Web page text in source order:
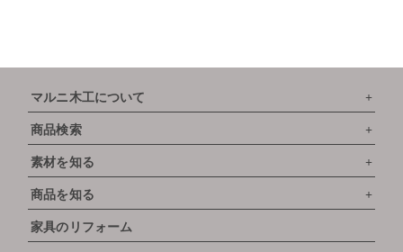
マルニ木工について
商品検索
素材を知る
商品を知る
家具のリフォーム